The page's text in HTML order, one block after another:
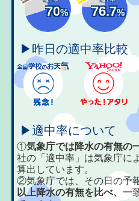
70% 76.7%
▶昨日の適中率比較
▶適中率について
①気象庁では降水の有無の
社の「適中率」は気象庁に
算出しています。
②気象庁では、その日の予
以上降水の有無を比べ、一